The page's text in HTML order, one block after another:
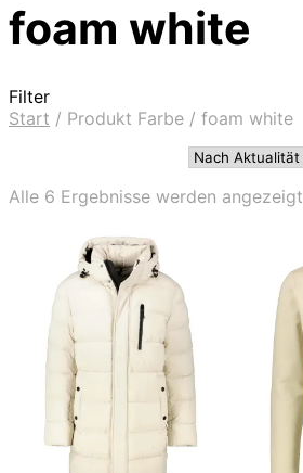
foam white
Filter
Start / Produkt Farbe / foam white
Alle 6 Ergebnisse werden angezeigt